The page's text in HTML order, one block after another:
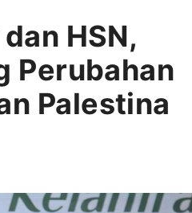
HSN,
Perubahan
Palestina